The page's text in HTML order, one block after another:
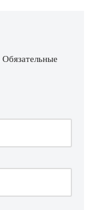
Обязательные